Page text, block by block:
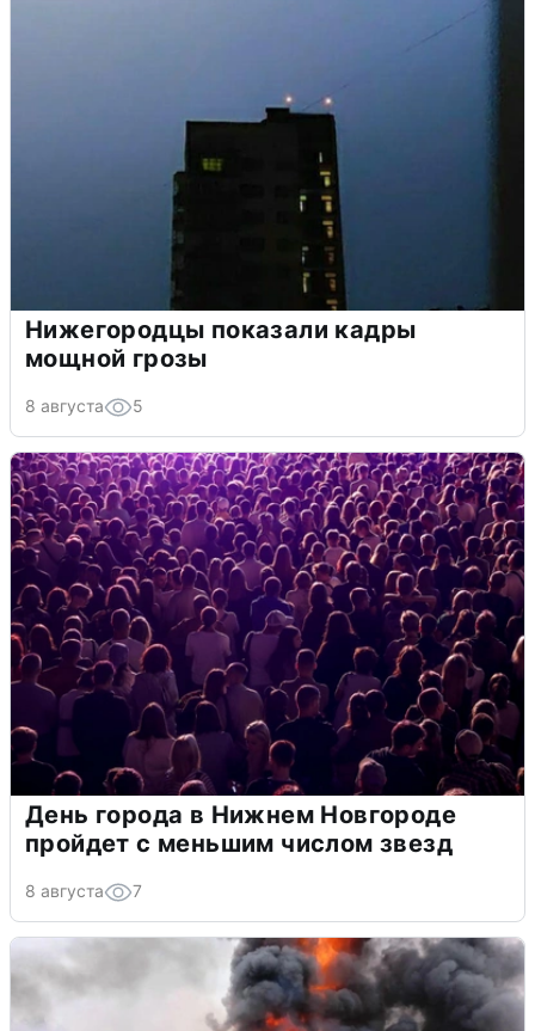
Нижегородцы показали кадры
мощной грозы
8 августа 5
День города в Нижнем Новгороде
пройдет с меньшим числом звезд
8 августа 7